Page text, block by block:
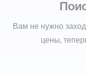
Вам не нужно
цены,